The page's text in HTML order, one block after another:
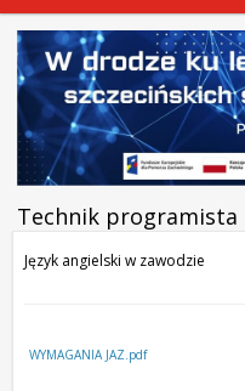
Technik programista
Język angielski w zawodzie
WYMAGANIA JAZ.pdf